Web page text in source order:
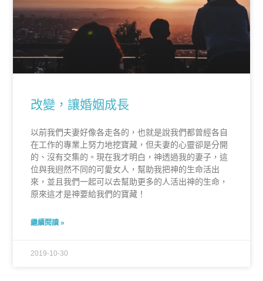
改變，讓婚姻成長
以前我們夫妻好像各走各的，也就是說我們都曾經各自
在工作的專業上努力地挖寶藏，但夫妻的心靈卻是分開
的、沒有交集的。現在我才明白，神透過我的妻子，這
位與我迥然不同的可愛女人，幫助我把神的生命活出
來，並且我們一起可以去幫助更多的人活出神的生命，
原來這才是神要給我們的寶藏！
繼續閱讀 »
2019-10-30